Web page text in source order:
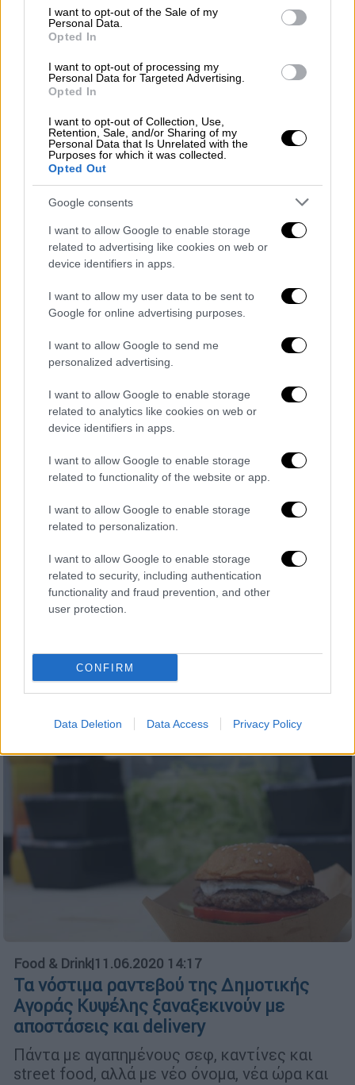
consent section.
I want to opt-out of the Sale of my
Personal Data.
Opted In
I want to opt-out of processing my
Personal Data for Targeted Advertising.
Opted In
I want to opt-out of Collection, Use,
Retention, Sale, and/or Sharing of my
Personal Data that Is Unrelated with the
Purposes for which it was collected.
Opted Out
Google consents
I want to allow Google to enable storage
related to advertising like cookies on web or
device identifiers in apps.
I want to allow my user data to be sent to
Google for online advertising purposes.
I want to allow Google to send me
personalized advertising.
I want to allow Google to enable storage
related to analytics like cookies on web or
device identifiers in apps.
I want to allow Google to enable storage
related to functionality of the website or app.
I want to allow Google to enable storage
related to personalization.
I want to allow Google to enable storage
related to security, including authentication
functionality and fraud prevention, and other
user protection.
CONFIRM
Data Deletion Data Access Privacy Policy
Το πολυπολιτισμικό φεστιβάλ στην
Δημοτική Αγορά Κυψέλης έχει τη γεύση
του «μαζί»
Ένα διήμερο με ελεύθερη είσοδο, γεμάτο
μουσικές, χορό και φαγητό, με αφορμή την
Παγκόσμια Ημέρα Μετανάστη
Βιβλίο |08.09.2021 09:27
Athens Art Book Fair: Το φεστιβάλ
εκδόσεων τέχνης έρχεται στη Δημοτική
Αγορά Κυψέλης
Δημοτική Αγορά Κυψέλης, 11-12
Σεπτεμβρίου
Food & Drink|11.06.2020 14:17
Τα νόστιμα ραντεβού της Δημοτικής
Αγοράς Κυψέλης ξαναξεκινούν με
αποστάσεις και delivery
Πάντα με αγαπημένους σεφ, καντίνες και
street food, αλλά με νέο όνομα, νέα ώρα και